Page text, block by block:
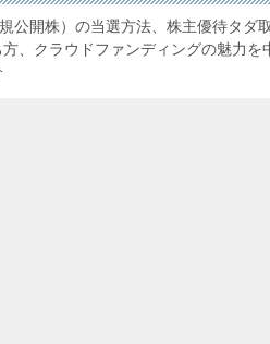
公開株）の当選方法、株主優待タダ
、クラウドファンディングの魅力